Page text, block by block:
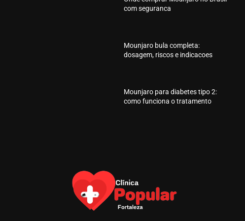
com seguranca
Mounjaro bula completa:
dosagem, riscos e indicacoes
Mounjaro para diabetes tipo 2:
como funciona o tratamento